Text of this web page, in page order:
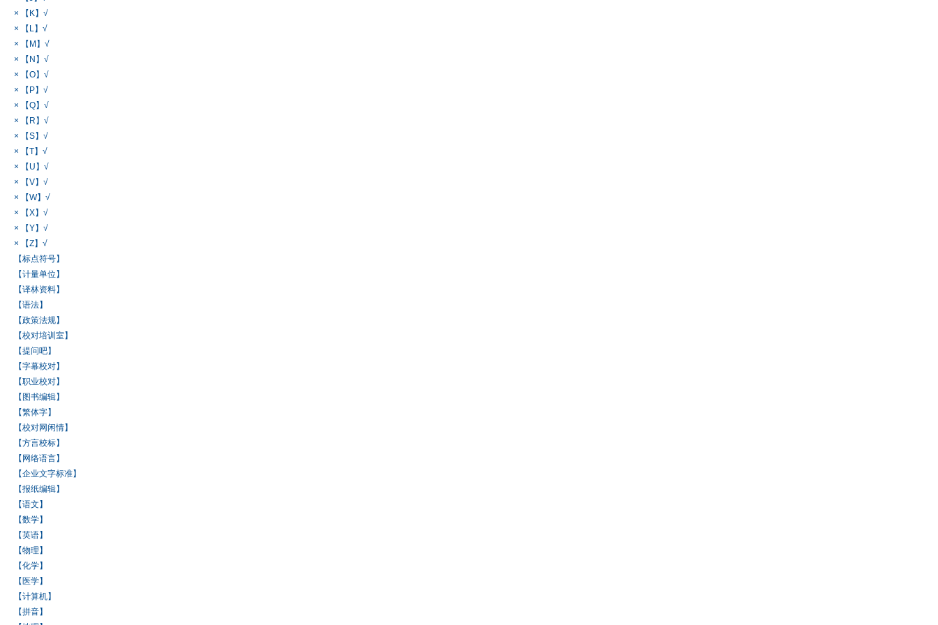
× 【K】√
× 【L】√
× 【M】√
× 【N】√
× 【O】√
× 【P】√
× 【Q】√
× 【R】√
× 【S】√
× 【T】√
× 【U】√
× 【V】√
× 【W】√
× 【X】√
× 【Y】√
× 【Z】√
【标点符号】
【计量单位】
【译林资料】
【语法】
【政策法规】
【校对培训室】
【提问吧】
【字幕校对】
【职业校对】
【图书编辑】
【繁体字】
【校对网闲情】
【方言校标】
【网络语言】
【企业文字标准】
【报纸编辑】
【语文】
【数学】
【英语】
【物理】
【化学】
【医学】
【计算机】
【拼音】